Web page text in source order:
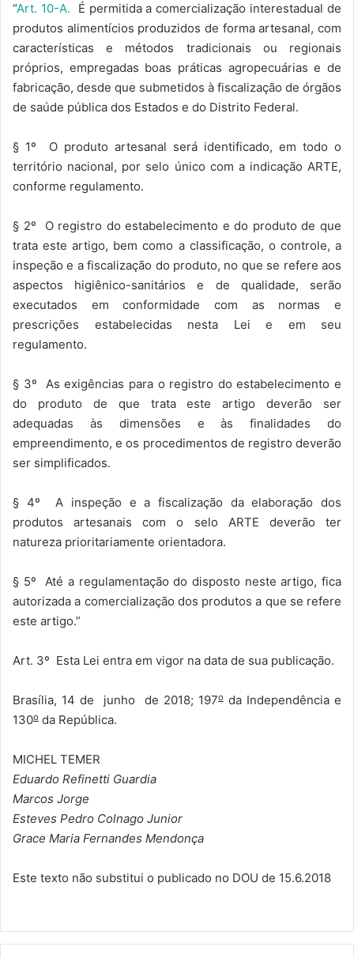
“Art. 10-A. É permitida a comercialização interestadual de
produtos alimentícios produzidos de forma artesanal, com
características e métodos tradicionais ou regionais
próprios, empregadas boas práticas agropecuárias e de
fabricação, desde que submetidos à fiscalização de órgãos
de saúde pública dos Estados e do Distrito Federal.
§ 1º O produto artesanal será identificado, em todo o
território nacional, por selo único com a indicação ARTE,
conforme regulamento.
§ 2º O registro do estabelecimento e do produto de que
trata este artigo, bem como a classificação, o controle, a
inspeção e a fiscalização do produto, no que se refere aos
aspectos higiênico-sanitários e de qualidade, serão
executados em conformidade com as normas e
prescrições estabelecidas nesta Lei e em seu
regulamento.
§ 3º As exigências para o registro do estabelecimento e
do produto de que trata este artigo deverão ser
adequadas às dimensões e às finalidades do
empreendimento, e os procedimentos de registro deverão
ser simplificados.
§ 4º A inspeção e a fiscalização da elaboração dos
produtos artesanais com o selo ARTE deverão ter
natureza prioritariamente orientadora.
§ 5º Até a regulamentação do disposto neste artigo, fica
autorizada a comercialização dos produtos a que se refere
este artigo.”
Art. 3º Esta Lei entra em vigor na data de sua publicação.
Brasília, 14 de junho de 2018; 197o da Independência e
130o da República.
MICHEL TEMER
Eduardo Refinetti Guardia
Marcos Jorge
Esteves Pedro Colnago Junior
Grace Maria Fernandes Mendonça
Este texto não substitui o publicado no DOU de 15.6.2018